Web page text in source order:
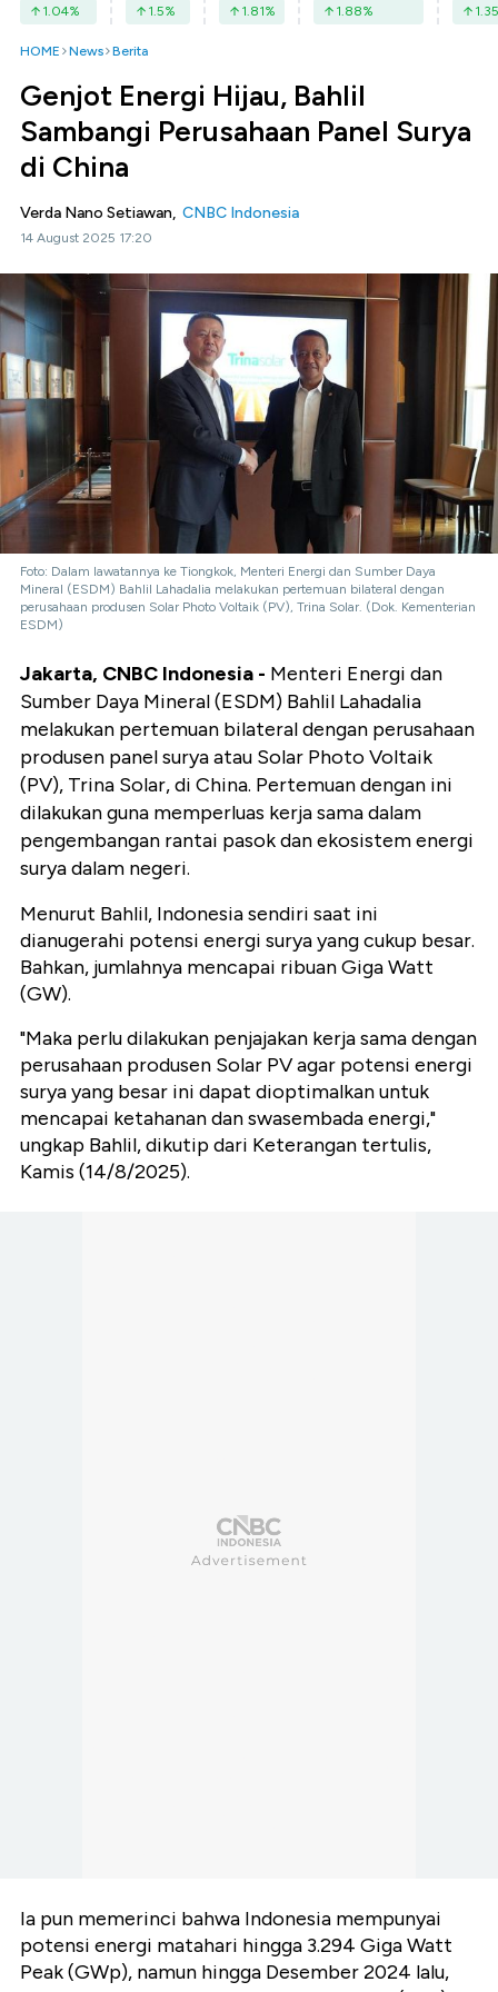
1.04% 1.5% 1.81% 1.88% 1.35
HOME News Berita
Genjot Energi Hijau, Bahlil
Sambangi Perusahaan Panel Surya
di China
Verda Nano Setiawan, CNBC Indonesia
14 August 2025 17:20
Foto: Dalam lawatannya ke Tiongkok, Menteri Energi dan Sumber Daya
Mineral (ESDM) Bahlil Lahadalia melakukan pertemuan bilateral dengan
perusahaan produsen Solar Photo Voltaik (PV), Trina Solar. (Dok. Kementerian
ESDM)
Jakarta, CNBC Indonesia - Menteri Energi dan
Sumber Daya Mineral (ESDM) Bahlil Lahadalia
melakukan pertemuan bilateral dengan perusahaan
produsen panel surya atau Solar PhotoVoltaik
(PV), Trina Solar, di China. Pertemuan dengan ini
dilakukan guna memperluas kerja sama dalam
pengembangan rantai pasok dan ekosistem energi
surya dalam negeri.
Menurut Bahlil, Indonesia sendiri saat ini
dianugerahi potensi energi surya yang cukup besar.
Bahkan, jumlahnya mencapai ribuan Giga Watt
(GW).
"Maka perlu dilakukan penjajakan kerja sama dengan
perusahaan produsen Solar PV agar potensi energi
surya yang besar ini dapat dioptimalkan untuk
mencapai ketahanan dan swasembada energi,"
ungkap Bahlil,dikutip dari Keterangan tertulis,
Kamis (14/8/2025).
Ia pun memerinci bahwa Indonesia mempunyai
potensi energi matahari hingga 3.294 Giga Watt
Peak (GWp), namun hingga Desember 2024 lalu,